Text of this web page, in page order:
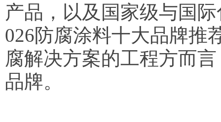
产品，以及国家级与国
026防腐涂料十大品牌推
腐解决方案的工程方而
品牌。